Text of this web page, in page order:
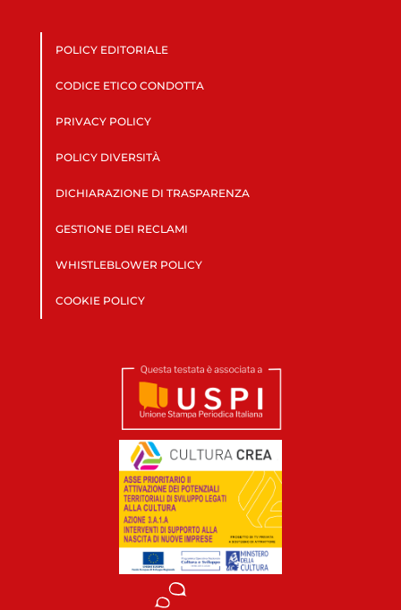
POLICY EDITORIALE
CODICE ETICO CONDOTTA
PRIVACY POLICY
POLICY DIVERSITÀ
DICHIARAZIONE DI TRASPARENZA
GESTIONE DEI RECLAMI
WHISTLEBLOWER POLICY
COOKIE POLICY